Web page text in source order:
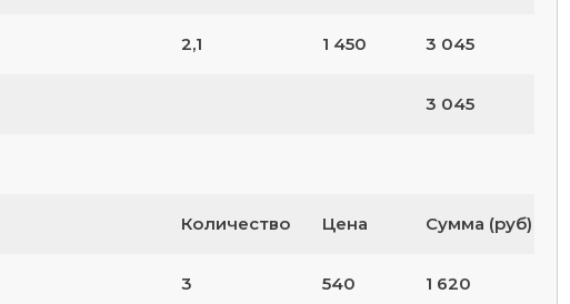
2,1 1 450 3 045
3 045
Количество Цена Сумма (руб)
3 540 1 620